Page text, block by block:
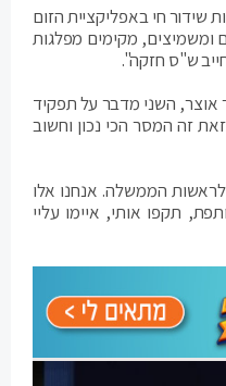
חי באפליקציית הזום
ומשמיצים, מקימים מפלגות
ש"ס חזקה".
אוצר, השני מדבר על תפקיד
זה המסר הכי נכון וחשוב
הממשלה. אנחנו אלו
תקפו אותי, איימו עליי